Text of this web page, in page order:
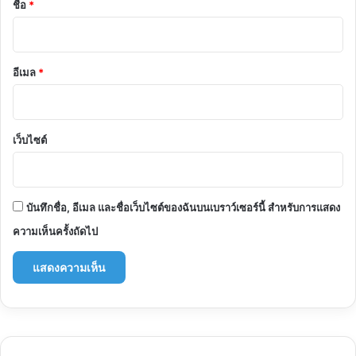
ชื่อ *
อีเมล *
เว็บไซต์
บันทึกชื่อ, อีเมล และชื่อเว็บไซต์ของฉันบนเบราว์เซอร์นี้ สำหรับการแสดง
ความเห็นครั้งถัดไป